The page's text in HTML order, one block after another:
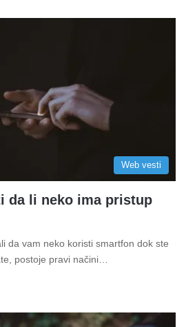
Web vesti
da li neko ima pristup
da vam neko koristi smartfon dok ste
postoje pravi načini…